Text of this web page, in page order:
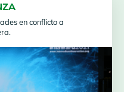
en conflicto a